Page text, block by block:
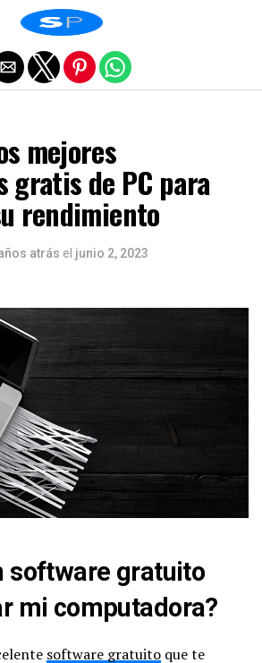
mejores
gratis de PC para
rendimiento
atrás el junio 2, 2023
software gratuito
mi computadora?
software gratuito que te
de la versión móvil